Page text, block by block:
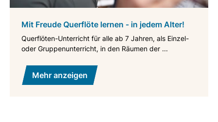
Mit Freude Querflöte lernen - in jedem Alter!
Querflöten-Unterricht für alle ab 7 Jahren, als Einzel-
oder Gruppenunterricht, in den Räumen der ...
Mehr anzeigen